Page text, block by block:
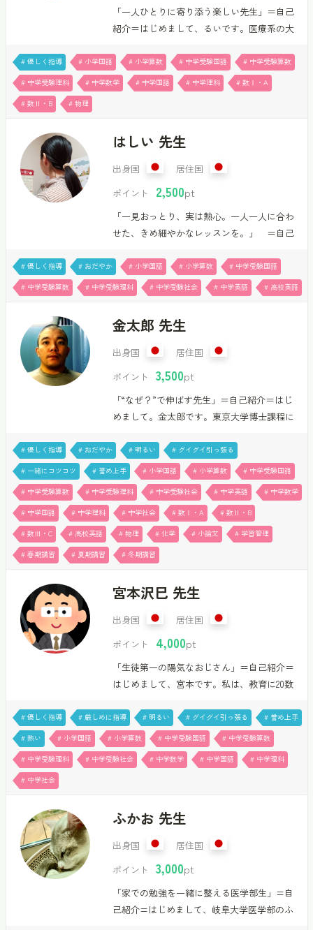
どこを根拠にするのか、話…
「一人ひとりに寄り添う楽しい先生」＝自己
紹介＝はじめまして、るいです。医療系の大
が好きで、生徒さんにとって「楽しい」と思
える授業を心掛けています。ただ解くだけで
なく、「理解できた！」「分かった！」と達
いただいています。小学生は全教科、中学生
は数学・国語・理科、高校生は数学ⅠAⅡB、
物理を対応可能です。理系科目が得意で、分
かりやすく丁寧に説明することが強みです。
現在、1コマ50分 2,500ポイントで受講可能で
す。一人ひとりに寄り添い、その子に合った
# 優しく指導 # 小学国語 # 小学算数 # 中学受験国語
# 中学受験算数
# 中学受験理科
# 中学数学 # 中学国語 # 中学理科
# 数Ⅰ・A
# 数Ⅱ・B
# 物理
はしい 先生
出身国
居住国
ポイント
2,500pt
「一見おっとり、実は熱心。一人一人に合わ
せた、きめ細やかなレッスンを。」 ＝自己
んへの対応は、常に優しく丁寧に。学びへの
興味と、向上していくことへの楽しさを感じ
ながら、勉強を続けていけることを一番重要
視しています。 なぜなら、成績アップや目
標達成には、生徒さん自身の積極性が必要不
可欠だと思うからです。その上で、一度のレ
りやすく、効率よく学んでいただき、その学
びを生徒様自身のものにして、きちんと応用
いけるよう、一人一人の為のレッスンを精一
ていた時にはなんとなく見過ごしてきた、
分…
# 優しく指導 # おだやか # 小学国語 # 小学算数
# 中学受験国語
# 中学受験算数
# 中学受験理科 # 中学受験社会 # 中学英語 # 高校英語
金太郎 先生
出身国
居住国
ポイント
3,500pt
「“なぜ？”で伸ばす先生」＝自己紹介＝はじ
めまして。金太郎です。東京大学博士課程に
生から高校生まで、さらに大学生・大学院生
の指導も担当してきました。一児の父でもあ
りますので、小さなお子さまへの対応も安心
してお任せください。単なる暗記ではなく、
「なぜそうなるのか？」を一緒に考える授業
を大切にしています。理解を積み重ね、自分
の力で前に進める状態をつくることが目標で
す。小学生〜高校生まで幅広く対応可能で
す。難関受験対策、資格試験対策、学校補習
など柔軟に対応いたします。現在、1コマ50分
3500ポイントで受講可能です。一緒に“わかる
# 優しく指導 # おだやか # 明るい
# グイグイ引っ張る
# 一緒にコツコツ
# 誉め上手 # 小学国語 # 小学算数
# 中学受験国語
# 中学受験算数
# 中学受験理科 # 中学受験社会 # 中学英語
# 中学数学
# 中学国語
# 中学理科 # 中学社会 # 数Ⅰ・A
# 数Ⅱ・B
# 数Ⅲ・C
# 高校英語 # 物理 # 化学 # 小論文
# 学習管理
# 春期講習
# 夏期講習 # 冬期講習
宮本沢巳 先生
出身国
居住国
ポイント
4,000pt
「生徒第一の陽気なおじさん」＝自己紹介＝
はじめまして、宮本です。私は、教育に20数
てきた経験を活かし、それぞれに合った指導
を心掛けています。主に中学受験合格を目指
す小学生、高校受験合格を目指す中学生を担
当させて頂いています。ただ単に覚えるので
語、理科、社会を対応可能です。現在、1コマ
解する楽しみを経験しませんか？＝宮本と
は・・・＝・国立工学部を卒業後、システム
験後、某塾で室長、全国の新規教…
# 優しく指導 # 厳しめに指導 # 明るい # グイグイ引っ張る
# 誉め上手
# 熱い
# 小学国語 # 小学算数 # 中学受験国語
# 中学受験算数
# 中学受験理科
# 中学受験社会 # 中学数学 # 中学国語
# 中学理科
# 中学社会
ふかお 先生
出身国
居住国
ポイント
3,000pt
「家での勉強を一緒に整える医学部生」=自
己紹介=はじめまして、岐阜大学医学部のふ